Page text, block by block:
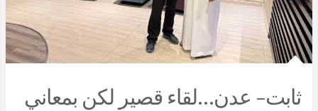
ثابت- عدن…لقاء قصير لكن بمعاني